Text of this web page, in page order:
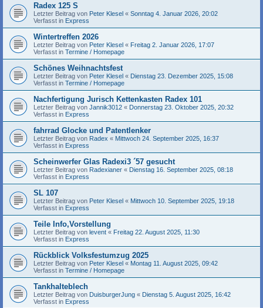
Radex 125 S
Letzter Beitrag von Peter Klesel « Sonntag 4. Januar 2026, 20:02
Verfasst in Express
Wintertreffen 2026
Letzter Beitrag von Peter Klesel « Freitag 2. Januar 2026, 17:07
Verfasst in Termine / Homepage
Schönes Weihnachtsfest
Letzter Beitrag von Peter Klesel « Dienstag 23. Dezember 2025, 15:08
Verfasst in Termine / Homepage
Nachfertigung Jurisch Kettenkasten Radex 101
Letzter Beitrag von Jannik3012 « Donnerstag 23. Oktober 2025, 20:32
Verfasst in Express
fahrrad Glocke und Patentlenker
Letzter Beitrag von Radex « Mittwoch 24. September 2025, 16:37
Verfasst in Express
Scheinwerfer Glas Radexi3 ´57 gesucht
Letzter Beitrag von Radexianer « Dienstag 16. September 2025, 08:18
Verfasst in Express
SL 107
Letzter Beitrag von Peter Klesel « Mittwoch 10. September 2025, 19:18
Verfasst in Express
Teile Info,Vorstellung
Letzter Beitrag von levent « Freitag 22. August 2025, 11:30
Verfasst in Express
Rückblick Volksfestumzug 2025
Letzter Beitrag von Peter Klesel « Montag 11. August 2025, 09:42
Verfasst in Termine / Homepage
Tankhalteblech
Letzter Beitrag von DuisburgerJung « Dienstag 5. August 2025, 16:42
Verfasst in Express